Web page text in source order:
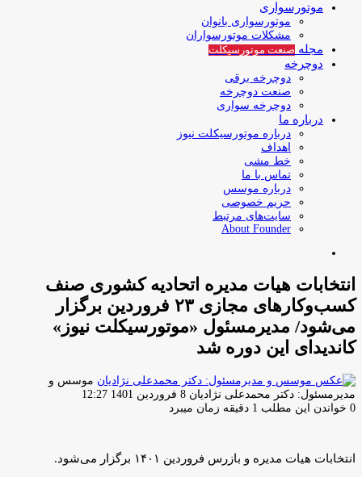
موتورسواری
موتورسواری بانوان
مشکلات موتورسواران
مجله صنعت موتورسیکلت
دوچرخه
دوچرخه برقی
صنعت دوچرخه
دوچرخه سواری
درباره ما
درباره موتورسیکلت نیوز
اهداف
خط مشی
تماس با ما
درباره موسس
حریم خصوصی
سایت‌های مرتبط
About Founder
انتخابات هیات مدیره اتحادیه کشوری صنف
کسب‌وکارهای مجازی ۲۳ فروردین برگزار
می‌شود/ مدیرمسئول «موتورسیکلت نیوز»
کاندیدای این دوره شد
موسس و
مدیرمسئول: دکتر محمدعلی نژادیان ارسال
ایمیل
8 فروردین 1401 12:27
0 خواندن این مطلب 1 دقیقه زمان میبرد
انتخابات هیات مدیره و بازرس فروردین ۱۴۰۱ برگزار می‌شود.